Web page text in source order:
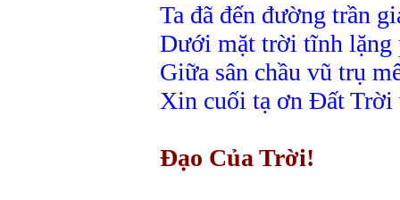
Ta đã đến đường trần
Dưới mặt trời tĩnh lặng
Giữa sân chầu vũ trụ
Xin cuối tạ ơn Đất Trời
Đạo Của Trời!